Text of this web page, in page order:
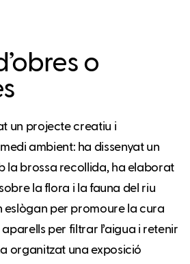
o
un projecte creatiu i
ambient: ha dissenyat un
la brossa recollida, ha elaborat
la flora i la fauna del riu
eslògan per promoure la cura
per filtrar l’aigua i retenir
organitzat una exposició